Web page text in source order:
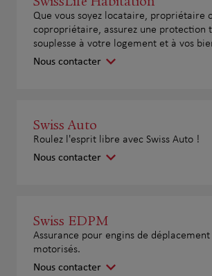
Que vous soyez locataire, propriétaire
copropriétaire, assurez une protection
souplesse à votre logement et à vos
Nous contacter
Swiss Auto
Roulez l'esprit libre avec Swiss Auto !
Nous contacter
Swiss EDPM
Assurance pour engins de
motorisés.
Nous contacter